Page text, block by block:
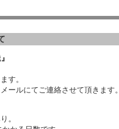
す。
ールにてご連絡させて頂きます。
。